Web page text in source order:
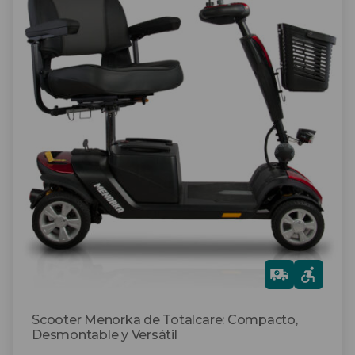
Scooter Menorka de Totalcare: Compacto,
Desmontable y Versátil
Gra
tis
producto
tiene
múltiples
variantes.
Las
opciones
pueden
elegir
en
la
página
de